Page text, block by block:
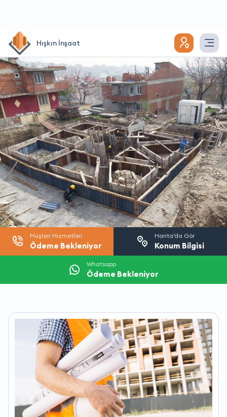
Hışkın İnşaat
Müşteri Hizmetleri
Ödeme Bekleniyor
Harita’da Gör
Konum Bilgisi
Whatsapp
Ödeme Bekleniyor